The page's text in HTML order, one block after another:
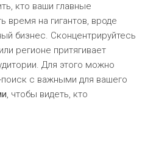
кто ваши главные
время на гигантов, вроде
бизнес. Сконцентрируйтесь
регионе притягивает
Для этого можно
поиск с важными для вашего
, чтобы видеть, кто